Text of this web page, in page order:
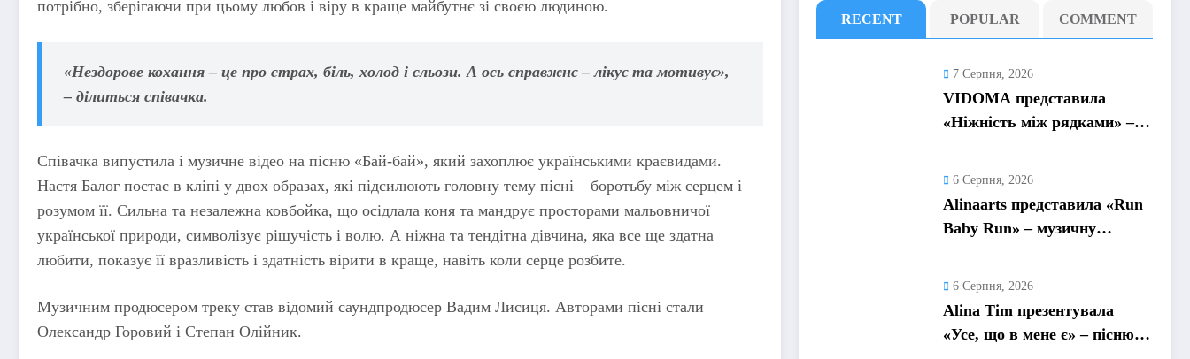
потрібно, зберігаючи при цьому любов і віру в краще майбутнє зі своєю людиною.
«Нездорове кохання – це про страх, біль, холод і сльози. А ось справжнє – лікує та мотивує»,
– ділиться співачка.
​​Співачка випустила і музичне відео на пісню «Бай-бай», який захоплює українськими краєвидами.
Настя Балог постає в кліпі у двох образах, які підсилюють головну тему пісні – боротьбу між серцем і
розумом її. Сильна та незалежна ковбойка, що осідлала коня та мандрує просторами мальовничої
української природи, символізує рішучість і волю. А ніжна та тендітна дівчина, яка все ще здатна
любити, показує її вразливість і здатність вірити в краще, навіть коли серце розбите.
Музичним продюсером треку став відомий саундпродюсер Вадим Лисиця. Авторами пісні стали
Олександр Горовий і Степан Олійник.
RECENT POPULAR COMMENT
7 Серпня, 2026
VIDOMA представила
«Ніжність між рядками» –
6 Серпня, 2026
Alinaarts представила «Run
Baby Run» – музичну
6 Серпня, 2026
Alina Tim презентувала
«Усе, що в мене є» – пісню